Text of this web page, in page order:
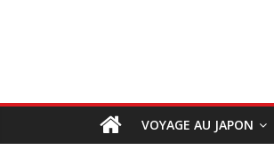
VOYAGE AU JAPON